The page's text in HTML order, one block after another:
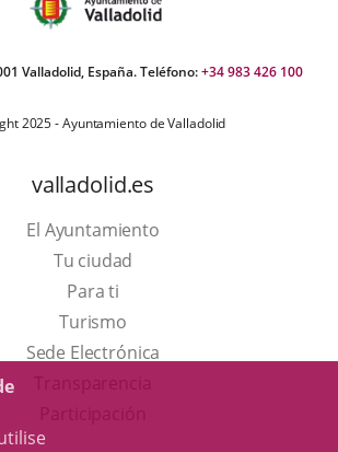
Valladolid, España. Teléfono:+34 983 426 100
2025 - Ayuntamiento de Valladolid
valladolid.es
El Ayuntamiento
Tu ciudad
Para ti
TurismoEste
enlace
Sede Electrónica